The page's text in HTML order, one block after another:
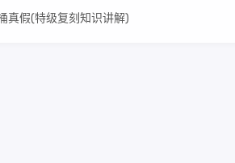
真假(特级复刻知识讲解)